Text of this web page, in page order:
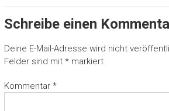
Schreibe einen
Deine E-Mail-Adresse wird nicht
Felder sind mit *markiert
Kommentar *